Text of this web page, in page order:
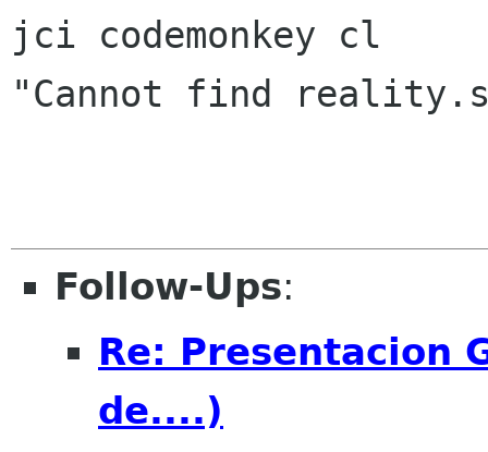
jci codemonkey cl
"Cannot find
Follow-Ups:
Re: Presentacion
de....)